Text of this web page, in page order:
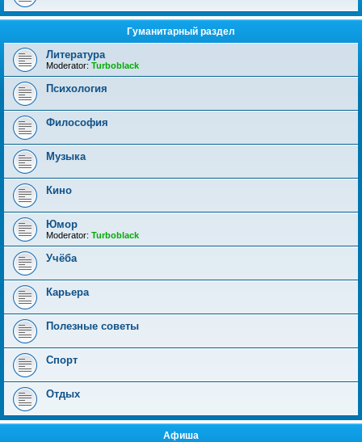
Гуманитарный раздел
Литература
Moderator: Turboblack
Психология
Философия
Музыка
Кино
Юмор
Moderator: Turboblack
Учёба
Карьера
Полезные советы
Спорт
Отдых
Афиша